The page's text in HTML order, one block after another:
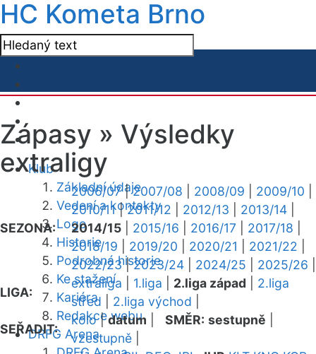
HC Kometa Brno
Klub
Základní údaje
Vedení a kontakty
Logo
Historie
Podrobná historie
Ke stažení
Kariéra
Redakce webu
DRFG Arena
Zápasy » Výsledky
extraligy
SEZONA:
2006/07|2007/08 2008/09 2009/10
2010/11|2011/12 2012/13 2013/14
2014/15
2015/16 2016/17 2017/18
2018/19
2019/20 2020/21 2021/22
2022/23|2023/24 2024/25 2025/26
LIGA:
extraliga 1.liga 2.liga západ
2.liga
střed
2.liga východ
SEŘADIT:
kolo|datum SMĚR: sestupně
vzestupně